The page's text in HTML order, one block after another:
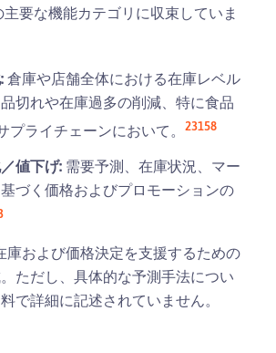
要な機能カテゴリに収束していま
倉庫や店舗全体における在庫レベル
切れや在庫過多の削減、特に食品
プライチェーンにおいて。 23158
値下げ: 需要予測、在庫状況、マー
づく価格およびプロモーションの
庫および価格決定を支援するための
ただし、具体的な予測手法につい
で詳細に記述されていません。